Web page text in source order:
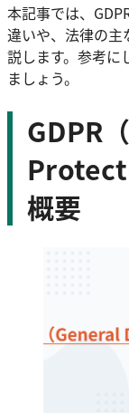
本記事では、
違いや、法律の主
説します。参考に
ましょう。
GDPR
概要